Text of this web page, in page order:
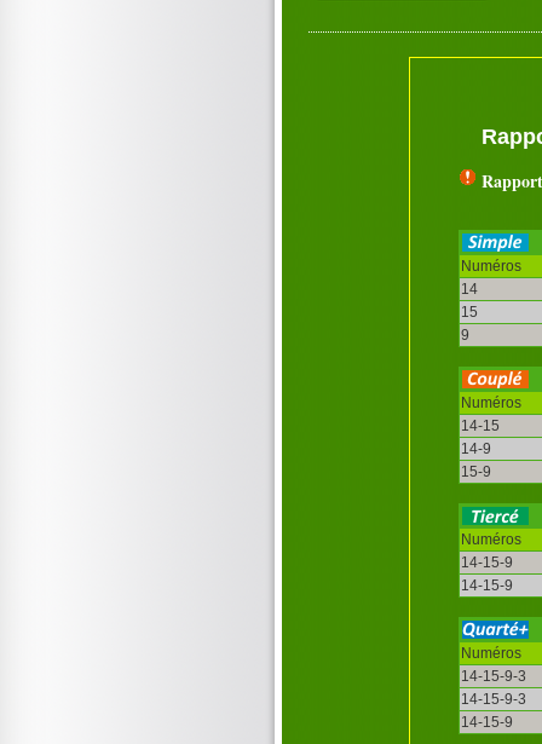
Numéros
14
15
9
Numéros
14-15
14-9
15-9
Numéros
14-15-9
14-15-9
Numéros
14-15-9-3
14-15-9-3
14-15-9